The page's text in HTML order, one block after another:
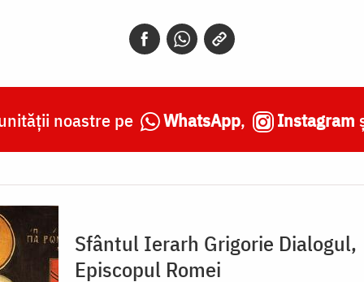
noastre pe WhatsApp, Instagram
Sfântul Ierarh Grigorie Dialogul,
Episcopul Romei